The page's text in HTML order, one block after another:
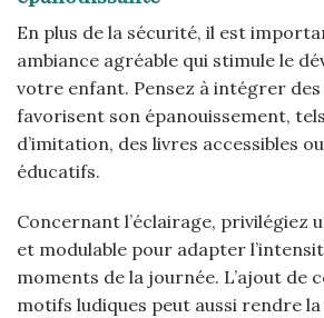
En plus de la sécurité, il est
ambiance agréable qui stimule le
votre enfant. Pensez à intégrer
favorisent son épanouissement,
d’imitation, des livres accessibles
éducatifs.
Concernant l’éclairage, privilégiez
et modulable pour adapter
moments de la journée. L’ajout de
motifs ludiques peut aussi rendre